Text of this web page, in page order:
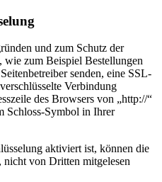
und zum Schutz der
zum Beispiel Bestellungen
senden, eine SSL-
Verbindung
des Browsers von „http://“
Schloss-Symbol in Ihrer
aktiviert ist, können die
nicht von Dritten mitgelesen